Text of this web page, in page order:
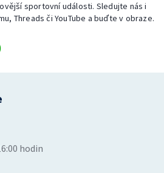
sportovní události. Sledujte nás i
Threads či YouTube a buďte v obraze.
hodin